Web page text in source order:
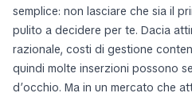
semplice: non lasciare che sia il
pulito a decidere per te. Dacia
razionale, costi di gestione
quindi molte inserzioni possono
d’occhio. Ma in un mercato che